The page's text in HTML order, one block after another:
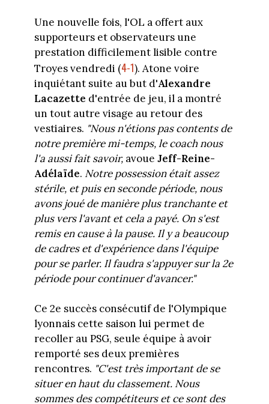
Une nouvelle fois, l'OL a offert aux
supporteurs et observateurs une
prestation difficilement lisible contre
Troyes vendredi (4-1). Atone voire
inquiétant suite au but d'Alexandre
Lacazette d'entrée de jeu, il a montré
un tout autre visage au retour des
vestiaires. "Nous n'étions pas contents de
notre première mi-temps, le coach nous
l'a aussi fait savoir,avoue Jeff-Reine-
Adélaïde. Notre possession était assez
stérile, et puis en seconde période, nous
avons joué de manière plus tranchante et
plus vers l'avant et cela a payé. On s'est
remis en cause à la pause. Il y a beaucoup
de cadres et d'expérience dans l'équipe
pour se parler. Il faudra s'appuyer sur la 2e
période pour continuer d'avancer."
Ce 2e succès consécutif de l'Olympique
lyonnais cette saison lui permet de
recoller au PSG, seule équipe à avoir
remporté ses deux premières
rencontres. "C'est très important de se
situer en haut du classement. Nous
sommes des compétiteurs et ce sont des